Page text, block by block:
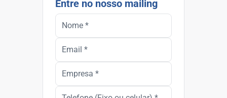
Entre no nosso mailing